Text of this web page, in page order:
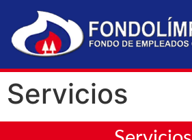
Servicios